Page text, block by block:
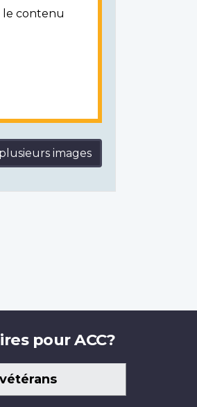
le contenu
images
pour ACC?